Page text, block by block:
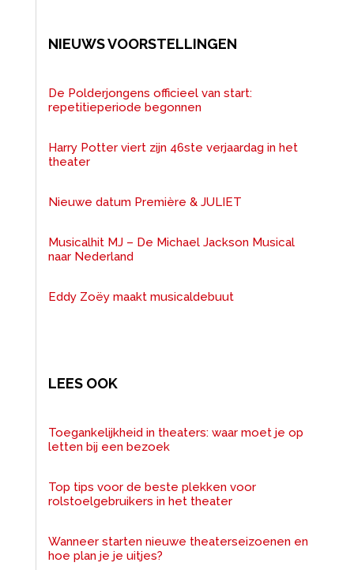
NIEUWS VOORSTELLINGEN
De Polderjongens officieel van start:
repetitieperiode begonnen
Harry Potter viert zijn 46ste verjaardag in het
theater
Nieuwe datum Première & JULIET
Musicalhit MJ – De Michael Jackson Musical
naar Nederland
Eddy Zoëy maakt musicaldebuut
LEES OOK
Toegankelijkheid in theaters: waar moet je op
letten bij een bezoek
Top tips voor de beste plekken voor
rolstoelgebruikers in het theater
Wanneer starten nieuwe theaterseizoenen en
hoe plan je je uitjes?